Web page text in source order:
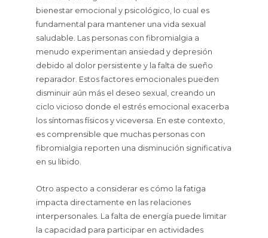
bienestar emocional y psicológico, lo cual es
fundamental para mantener una vida sexual
saludable. Las personas con fibromialgia a
menudo experimentan ansiedad y depresión
debido al dolor persistente y la falta de sueño
reparador. Estos factores emocionales pueden
disminuir aún más el deseo sexual, creando un
ciclo vicioso donde el estrés emocional exacerba
los síntomas físicos y viceversa. En este contexto,
es comprensible que muchas personas con
fibromialgia reporten una disminución significativa
en su libido.
Otro aspecto a considerar es cómo la fatiga
impacta directamente en las relaciones
interpersonales. La falta de energía puede limitar
la capacidad para participar en actividades